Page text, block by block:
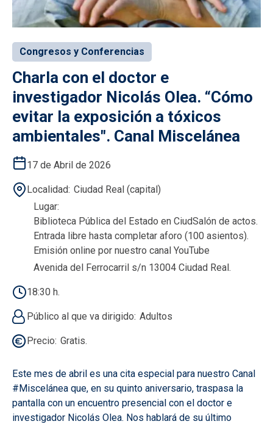
Congresos y Conferencias
Charla con el doctor e
investigador Nicolás Olea. “Cómo
evitar la exposición a tóxicos
ambientales". Canal Miscelánea
17 de Abril de 2026
Localidad Ciudad Real (capital)
Lugar
Biblioteca Pública del Estado en CiudSalón de actos.
Entrada libre hasta completar aforo (100 asientos).
Emisión online por nuestro canal YouTube
Avenida del Ferrocarril s/n 13004 Ciudad Real.
18:30 h.
Público al que va dirigido Adultos
Precio Gratis.
Este mes de abril es una cita especial para nuestro Canal
#Miscelánea que, en su quinto aniversario, traspasa la
pantalla con un encuentro presencial con el doctor e
investigador Nicolás Olea. Nos hablará de su último